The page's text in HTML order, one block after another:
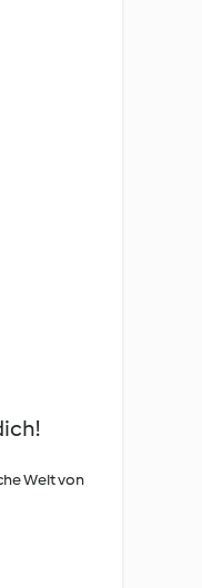
Welt von